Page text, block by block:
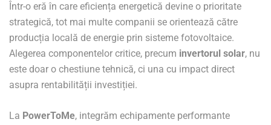
Într-o eră în care eficiența energetică devine o prioritate
strategică, tot mai multe companii se orientează către
producția locală de energie prin sisteme fotovoltaice.
Alegerea componentelor critice, precum invertorul solar, nu
este doar o chestiune tehnică, ci una cu impact direct
asupra rentabilității investiției.
La PowerToMe, integrăm echipamente performante